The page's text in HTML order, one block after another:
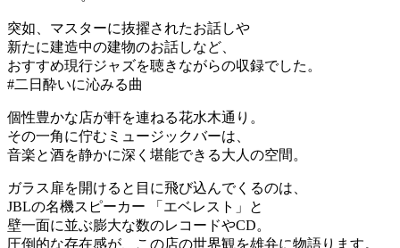
突如、マスターに抜擢されたお話しや
新たに建造中の建物のお話しなど、
おすすめ現行ジャズを聴きながらの収録でした。
#二日酔いに沁みる曲
個性豊かな店が軒を連ねる花水木通り。
その一角に佇むミュージックバーは、
音楽と酒を静かに深く堪能できる大人の空間。
ガラス扉を開けると目に飛び込んでくるのは、
JBLの名機スピーカー 「エベレスト」と
壁一面に並ぶ膨大な数のレコードやCD。
圧倒的な存在感が、この店の世界観を雄弁に物語ります。